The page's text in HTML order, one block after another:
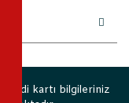
Kredi kartı bilgileriniz